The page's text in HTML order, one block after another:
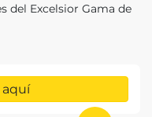
del Excelsior Gama de
aquí